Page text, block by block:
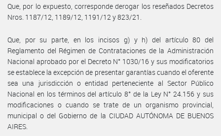
Que, por lo expuesto, corresponde derogar los reseñados Decretos
Nros. 1187/12, 1189/12, 1191/12 y 823/21.
Que, por su parte, en los incisos g) y h) del artículo 80 del
Reglamento del Régimen de Contrataciones de la Administración
Nacional aprobado por el Decreto N° 1030/16 y sus modificatorios
se establece la excepción de presentar garantías cuando el oferente
sea una jurisdicción o entidad perteneciente al Sector Público
Nacional en los términos del artículo 8° de la Ley N° 24.156 y sus
modificaciones o cuando se trate de un organismo provincial,
municipal o del Gobierno de la CIUDAD AUTÓNOMA DE BUENOS
AIRES.